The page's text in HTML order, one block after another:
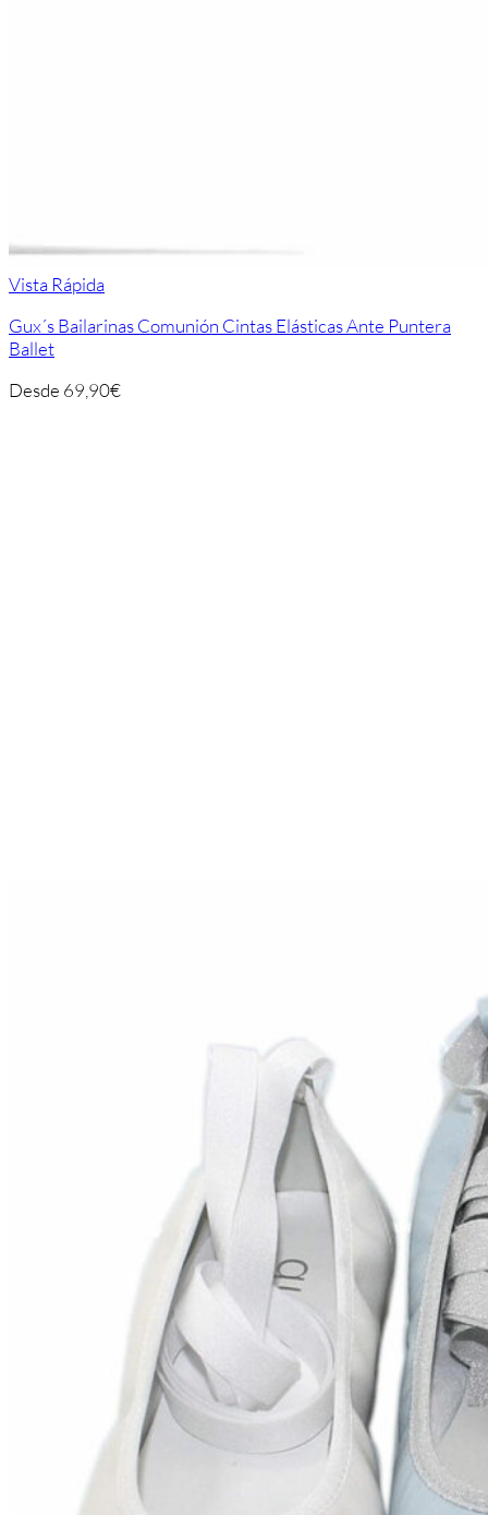
Vista Rápida
Gux´s Bailarinas Comunión Cintas Elásticas Ante Puntera
Ballet
Desde 69,90€